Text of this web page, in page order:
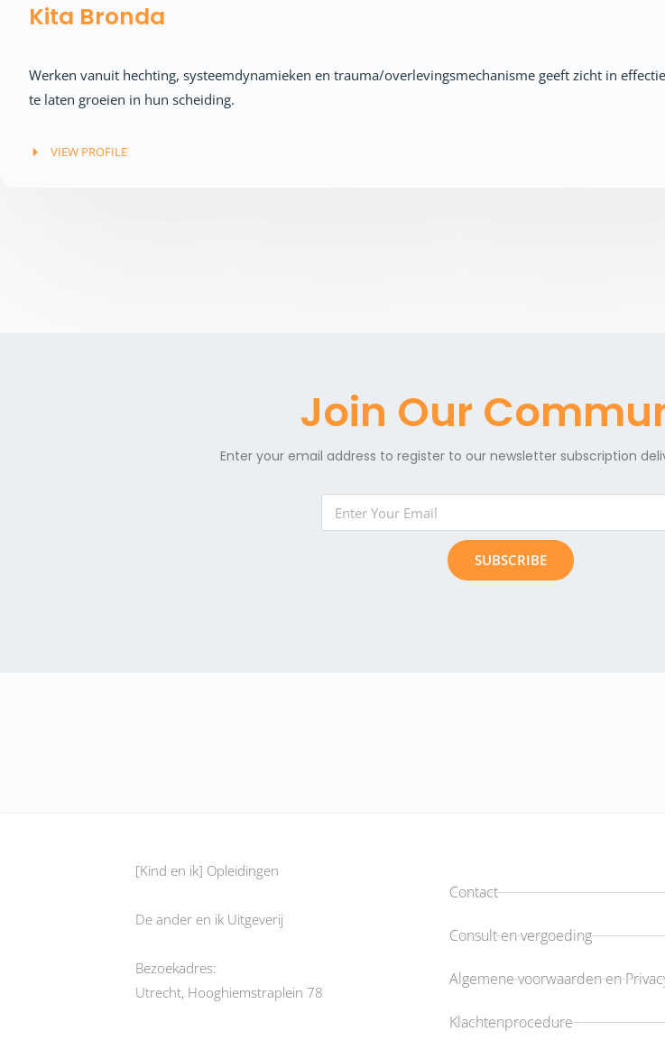
Kita Bronda
Werken vanuit hechting, systeemdynamieken en trauma/overlevingsmechanisme geeft zicht in
te laten groeien in hun scheiding.
VIEW PROFILE
Join Our
Enter your email address to register to our newsletter subscription
SUBSCRIBE
[Kind en ik] Opleidingen
De ander en ik Uitgeverij
Bezoekadres:
Utrecht, Hooghiemstraplein 78
Contact
Consult en vergoeding
Algemene voorwaarden en
Klachtenprocedure